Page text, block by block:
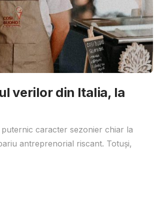
verilor din Italia, la
caracter sezonier chiar la
antreprenorial riscant. Totuși,